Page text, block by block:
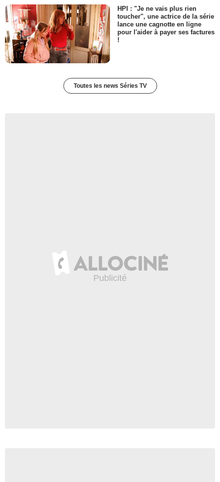
HPI : "Je ne vais plus rien
toucher", une actrice de la série
lance une cagnotte en ligne
pour l'aider à payer ses factures
!
Toutes les news Séries TV